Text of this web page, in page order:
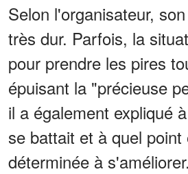
Selon l'organisateur,
très dur. Parfois, la
pour prendre les pires
épuisant la "précieuse
il a également expliqué
se battait et à quel point
déterminée à s'améliorer.